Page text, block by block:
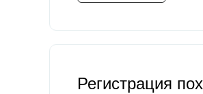
Регистрация